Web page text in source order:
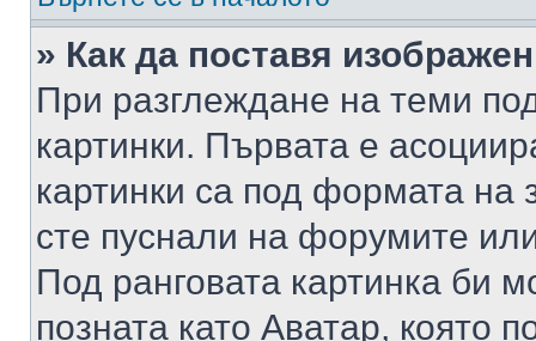
» Как да поставя
При разглеждане на теми
картинки. Първата е
картинки са под формата на
сте пуснали на форумите
Под ранговата картинка би
позната като Аватар, която